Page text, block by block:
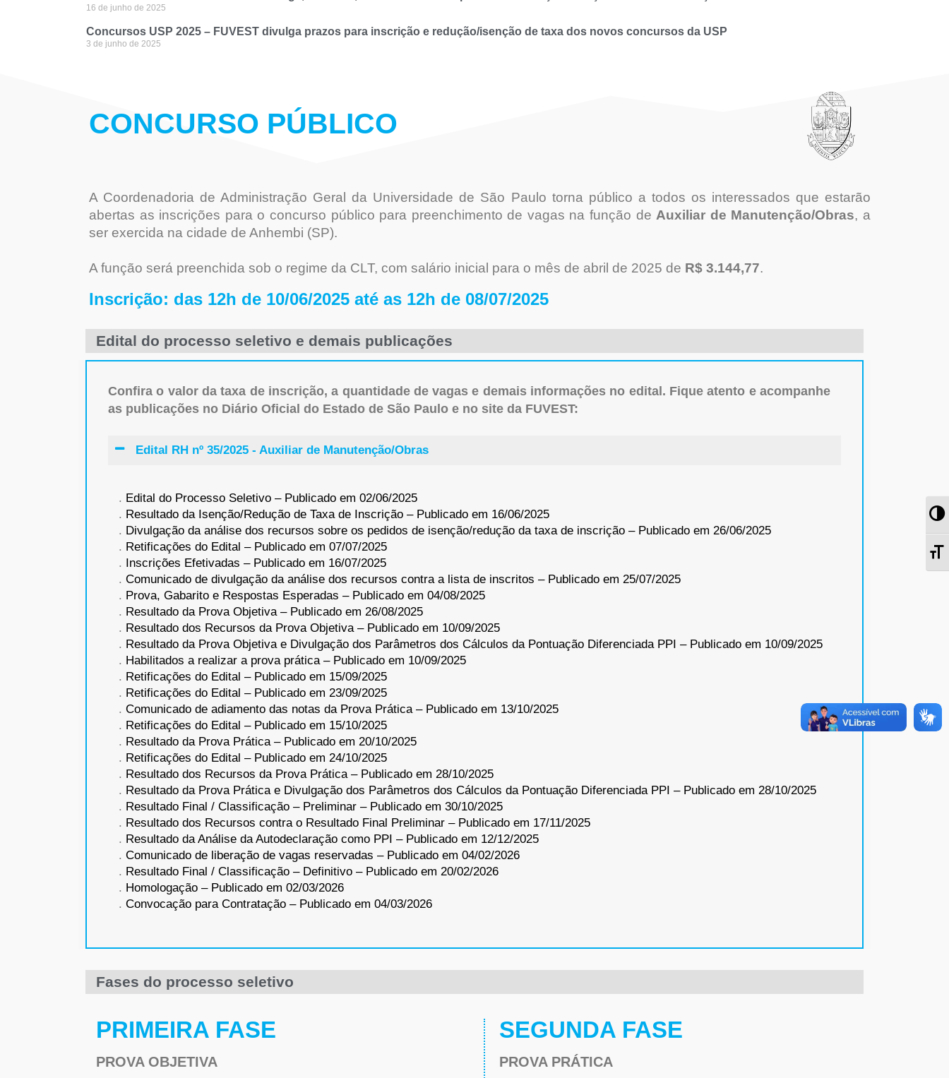
16 de junho de 2025
Concursos USP 2025 – FUVEST divulga prazos para inscrição e redução/isenção de taxa dos novos concursos da USP
3 de junho de 2025
CONCURSO PÚBLICO
A Coordenadoria de Administração Geral da Universidade de São Paulo torna público a todos os interessados que estarão
abertas as inscrições para o concurso público para preenchimento de vagas na função de Auxiliar de Manutenção/Obras, a
ser exercida na cidade de Anhembi (SP).
A função será preenchida sob o regime da CLT, com salário inicial para o mês de abril de 2025 de R$ 3.144,77.
Inscrição: das 12h de 10/06/2025 até as 12h de 08/07/2025
Edital do processo seletivo e demais publicações
Confira o valor da taxa de inscrição, a quantidade de vagas e demais informações no edital. Fique atento e acompanhe
as publicações no Diário Oficial do Estado de São Paulo e no site da FUVEST:
Edital RH nº 35/2025 - Auxiliar de Manutenção/Obras
. Edital do Processo Seletivo – Publicado em 02/06/2025
. Resultado da Isenção/Redução de Taxa de Inscrição – Publicado em 16/06/2025
. Divulgação da análise dos recursos sobre os pedidos de isenção/redução da taxa de inscrição – Publicado em 26/06/2025
. Retificações do Edital – Publicado em 07/07/2025
. Inscrições Efetivadas – Publicado em 16/07/2025
. Comunicado de divulgação da análise dos recursos contra a lista de inscritos – Publicado em 25/07/2025
. Prova, Gabarito e Respostas Esperadas – Publicado em 04/08/2025
. Resultado da Prova Objetiva – Publicado em 26/08/2025
. Resultado dos Recursos da Prova Objetiva – Publicado em 10/09/2025
. Resultado da Prova Objetiva e Divulgação dos Parâmetros dos Cálculos da Pontuação Diferenciada PPI – Publicado em 10/09/2025
. Habilitados a realizar a prova prática – Publicado em 10/09/2025
. Retificações do Edital – Publicado em 15/09/2025
. Retificações do Edital – Publicado em 23/09/2025
. Comunicado de adiamento das notas da Prova Prática – Publicado em 13/10/2025
. Retificações do Edital – Publicado em 15/10/2025
. Resultado da Prova Prática – Publicado em 20/10/2025
. Retificações do Edital – Publicado em 24/10/2025
. Resultado dos Recursos da Prova Prática – Publicado em 28/10/2025
. Resultado da Prova Prática e Divulgação dos Parâmetros dos Cálculos da Pontuação Diferenciada PPI – Publicado em 28/10/2025
. Resultado Final / Classificação – Preliminar – Publicado em 30/10/2025
. Resultado dos Recursos contra o Resultado Final Preliminar – Publicado em 17/11/2025
. Resultado da Análise da Autodeclaração como PPI – Publicado em 12/12/2025
. Comunicado de liberação de vagas reservadas – Publicado em 04/02/2026
. Resultado Final / Classificação – Definitivo – Publicado em 20/02/2026
. Homologação – Publicado em 02/03/2026
. Convocação para Contratação – Publicado em 04/03/2026
Fases do processo seletivo
PRIMEIRA FASE
PROVA OBJETIVA
SEGUNDA FASE
PROVA PRÁTICA